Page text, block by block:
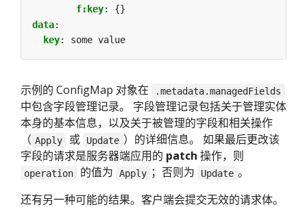
f:key:
{}
data:
key: some value
示例的 ConfigMap 对象在 .metadata.managedFields
中包含字段管理记录。 字段管理记录包括关于管理实体
本身的基本信息，以及关于被管理的字段和相关操作
（ Apply 或 Update ）的详细信息。 如果最后更改该
字段的请求是服务器端应用的 patch 操作，则
operation 的值为 Apply ；否则为 Update 。
还有另一种可能的结果。客户端会提交无效的请求体。